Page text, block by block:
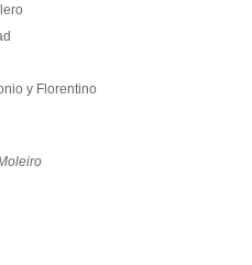
y Florentino